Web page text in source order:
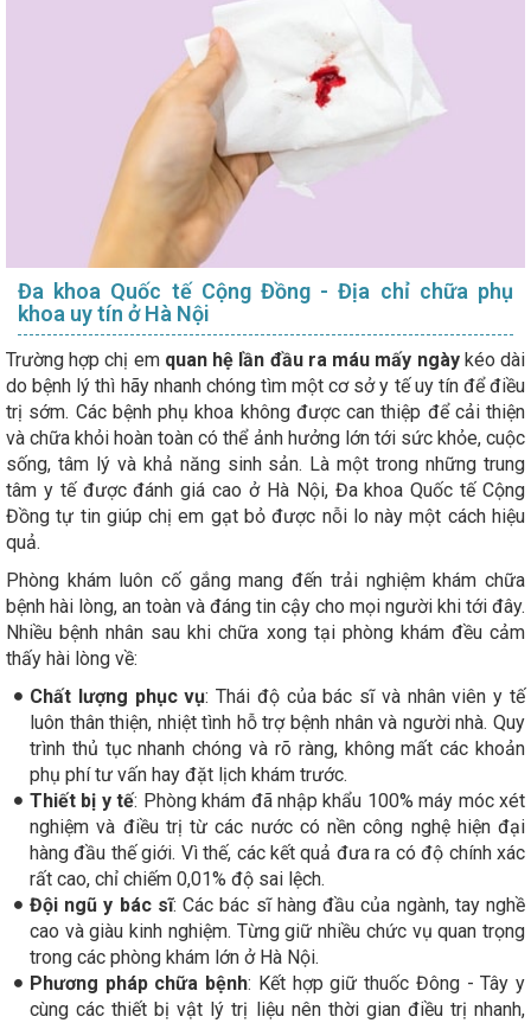
Đa khoa Quốc tế Cộng Đồng - Địa chỉ chữa phụ
khoa uy tín ở Hà Nội
Trường hợp chị em quan hệ lần đầu ra máu mấy ngàykéo dài
do bệnh lý thì hãy nhanh chóng tìm một cơ sở y tế uy tín để điều
trị sớm. Các bệnh phụ khoa không được can thiệp để cải thiện
và chữa khỏi hoàn toàn có thể ảnh hưởng lớn tới sức khỏe, cuộc
sống, tâm lý và khả năng sinh sản. Là một trong những trung
tâm y tế được đánh giá cao ở Hà Nội, Đa khoa Quốc tế Cộng
Đồng tự tin giúp chị em gạt bỏ được nỗi lo này một cách hiệu
quả.
Phòng khám luôn cố gắng mang đến trải nghiệm khám chữa
bệnh hài lòng, an toàn và đáng tin cậy cho mọi người khi tới đây.
Nhiều bệnh nhân sau khi chữa xong tại phòng khám đều cảm
thấy hài lòng về:
Chất lượng phục vụ: Thái độ của bác sĩ và nhân viên y tế
luôn thân thiện, nhiệt tình hỗ trợ bệnh nhân và người nhà. Quy
trình thủ tục nhanh chóng và rõ ràng, không mất các khoản
phụ phí tư vấn hay đặt lịch khám trước.
Thiết bị y tế: Phòng khám đã nhập khẩu 100% máy móc xét
nghiệm và điều trị từ các nước có nền công nghệ hiện đại
hàng đầu thế giới. Vì thế, các kết quả đưa ra có độ chính xác
rất cao, chỉ chiếm 0,01% độ sai lệch.
Đội ngũ y bác sĩ: Các bác sĩ hàng đầu của ngành, tay nghề
cao và giàu kinh nghiệm. Từng giữ nhiều chức vụ quan trọng
trong các phòng khám lớn ở Hà Nội.
Phương pháp chữa bệnh: Kết hợp giữ thuốc Đông - Tây y
cùng các thiết bị vật lý trị liệu nên thời gian điều trị nhanh,